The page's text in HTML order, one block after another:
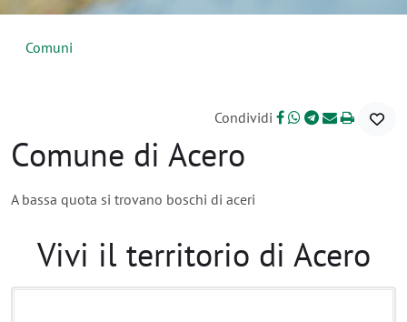
Comuni
Condividi
Comune di Acero
A bassa quota si trovano boschi di aceri
Vivi il territorio di Acero